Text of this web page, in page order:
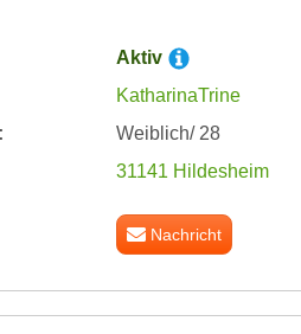
Aktiv
KatharinaTrine
Weiblich/ 28
31141 Hildesheim
Nachricht